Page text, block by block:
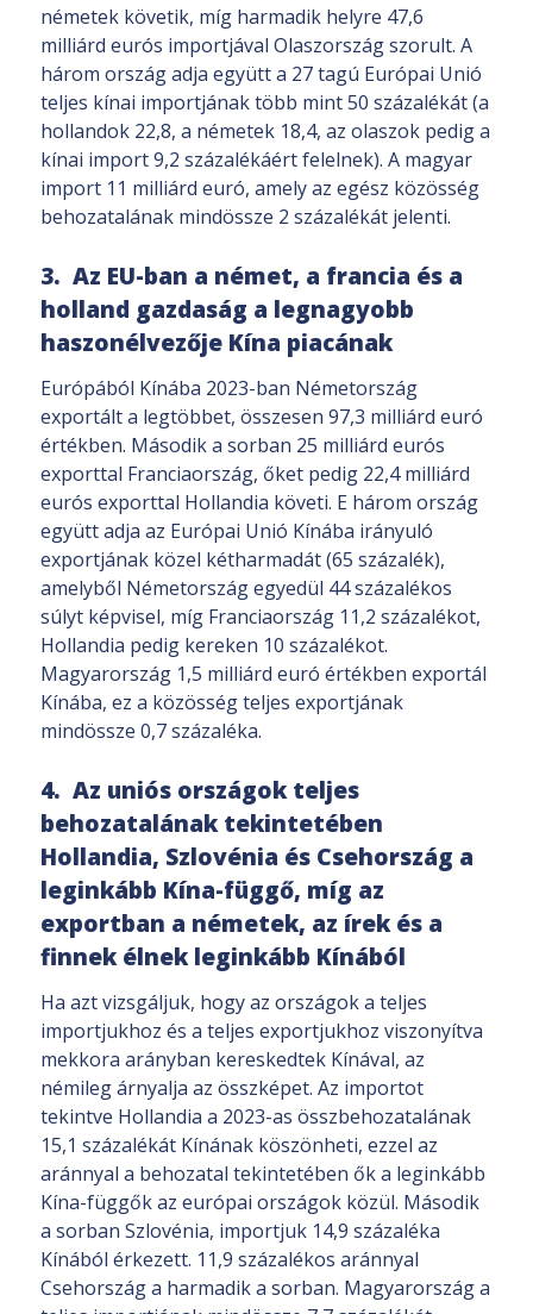
németek követik, míg harmadik helyre 47,6
milliárd eurós importjával Olaszország szorult. A
három ország adja együtt a 27 tagú Európai Unió
teljes kínai importjának több mint 50 százalékát (a
hollandok 22,8, a németek 18,4, az olaszok pedig a
kínai import 9,2 százalékáért felelnek). A magyar
import 11 milliárd euró, amely az egész közösség
behozatalának mindössze 2 százalékát jelenti.
3. Az EU-ban a német, a francia és a
holland gazdaság a legnagyobb
haszonélvezője Kína piacának
Európából Kínába 2023-ban Németország
exportált a legtöbbet, összesen 97,3 milliárd euró
értékben. Második a sorban 25 milliárd eurós
exporttal Franciaország, őket pedig 22,4 milliárd
eurós exporttal Hollandia követi. E három ország
együtt adja az Európai Unió Kínába irányuló
exportjának közel kétharmadát (65 százalék),
amelyből Németország egyedül 44 százalékos
súlyt képvisel, míg Franciaország 11,2 százalékot,
Hollandia pedig kereken 10 százalékot.
Magyarország 1,5 milliárd euró értékben exportál
Kínába, ez a közösség teljes exportjának
mindössze 0,7 százaléka.
4. Az uniós országok teljes
behozatalának tekintetében
Hollandia, Szlovénia és Csehország a
leginkább Kína-függő, míg az
exportban a németek, az írek és a
finnek élnek leginkább Kínából
Ha azt vizsgáljuk, hogy az országok a teljes
importjukhoz és a teljes exportjukhoz viszonyítva
mekkora arányban kereskedtek Kínával, az
némileg árnyalja az összképet. Az importot
tekintve Hollandia a 2023-as összbehozatalának
15,1 százalékát Kínának köszönheti, ezzel az
aránnyal a behozatal tekintetében ők a leginkább
Kína-függők az európai országok közül. Második
a sorban Szlovénia, importjuk 14,9 százaléka
Kínából érkezett. 11,9 százalékos aránnyal
Csehország a harmadik a sorban. Magyarország a